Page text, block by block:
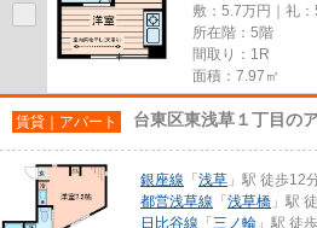
敷：5.7万円｜礼：
所在階：5階
間取り：1R
面積：7.97㎡
賃貸｜アパート 台東区東浅草１丁目の
銀座線 「 浅草 」駅 徒歩12
都営浅草線 「 浅草橋 」駅
日比谷線 「 三ノ輪 」駅 徒